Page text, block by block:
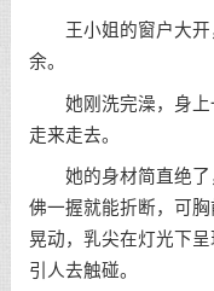
王小姐的窗户大开
余。
她刚洗完澡，身上
走来走去。
她的身材简直绝了
佛一握就能折断，可
晃动，乳尖在灯光下
引人去触碰。